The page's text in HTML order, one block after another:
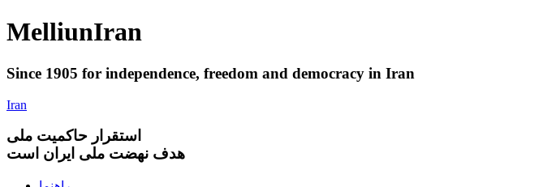
MelliunIran
Since 1905 for independence, freedom and democracy in Iran
Iran
استقرار حاکميت ملی
هدف نهضت ملی ایران است